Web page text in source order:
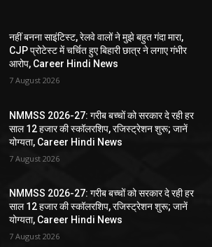
नहीं बनना साइंटिस्ट, रेलवे वालों ने मुझे बहुत गंदा मारा,
CJP प्रोटेस्ट में चर्चित हुए बिहारी छात्र ने लगाए गंभीर
आरोप, Career Hindi News
7 August 2026
NMMSS 2026-27: गरीब बच्चों को सरकार दे रही हर
साल 12 हजार की स्कॉलरशिप, रजिस्ट्रेशन शुरू; जानें
योग्यता, Career Hindi News
7 August 2026
NMMSS 2026-27: गरीब बच्चों को सरकार दे रही हर
साल 12 हजार की स्कॉलरशिप, रजिस्ट्रेशन शुरू; जानें
योग्यता, Career Hindi News
7 August 2026